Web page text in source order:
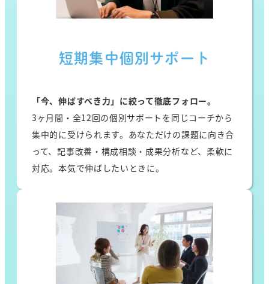
短期集中個別サポート
「今、伸ばすべき力」に絞って徹底フォロー。
3ヶ月間・全12回の個別サポートを同じコーチから
集中的に受けられます。あなただけの課題に向き合
って、記事改善・構成相談・成果分析など、柔軟に
対応。本気で伸ばしたいときに。